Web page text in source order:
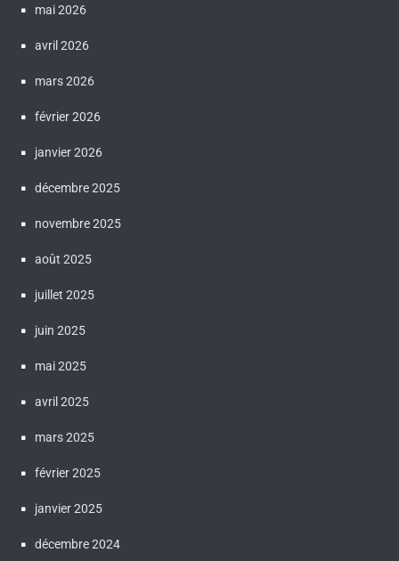
mai 2026
avril 2026
mars 2026
février 2026
janvier 2026
décembre 2025
novembre 2025
août 2025
juillet 2025
juin 2025
mai 2025
avril 2025
mars 2025
février 2025
janvier 2025
décembre 2024